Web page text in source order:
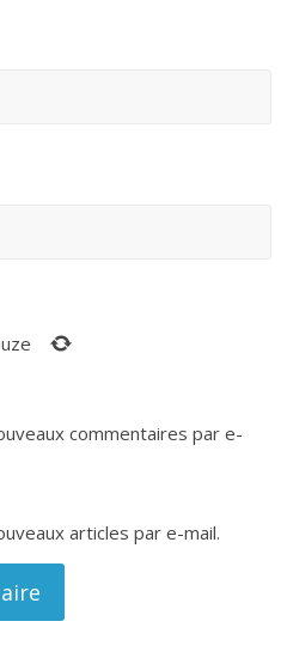
commentaires par e-
articles par e-mail.